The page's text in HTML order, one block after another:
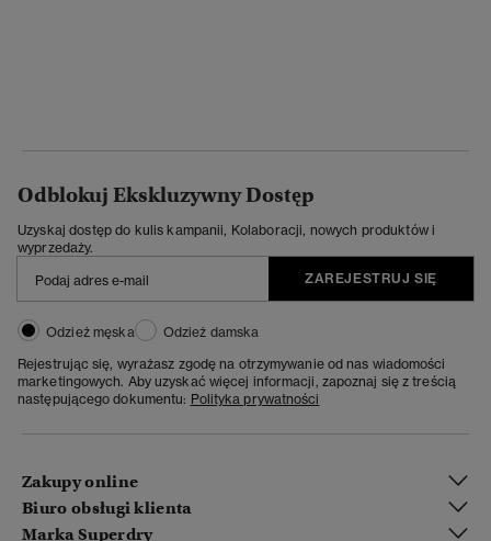
Odblokuj Ekskluzywny Dostęp
Uzyskaj dostęp do kulis kampanii, Kolaboracji, nowych produktów i
wyprzedaży.
ZAREJESTRUJ SIĘ
Odzież męska
Odzież damska
Rejestrując się, wyrażasz zgodę na otrzymywanie od nas wiadomości
marketingowych. Aby uzyskać więcej informacji, zapoznaj się z treścią
następującego dokumentu: Polityka prywatności
Zakupy online
Biuro obsługi klienta
Marka Superdry